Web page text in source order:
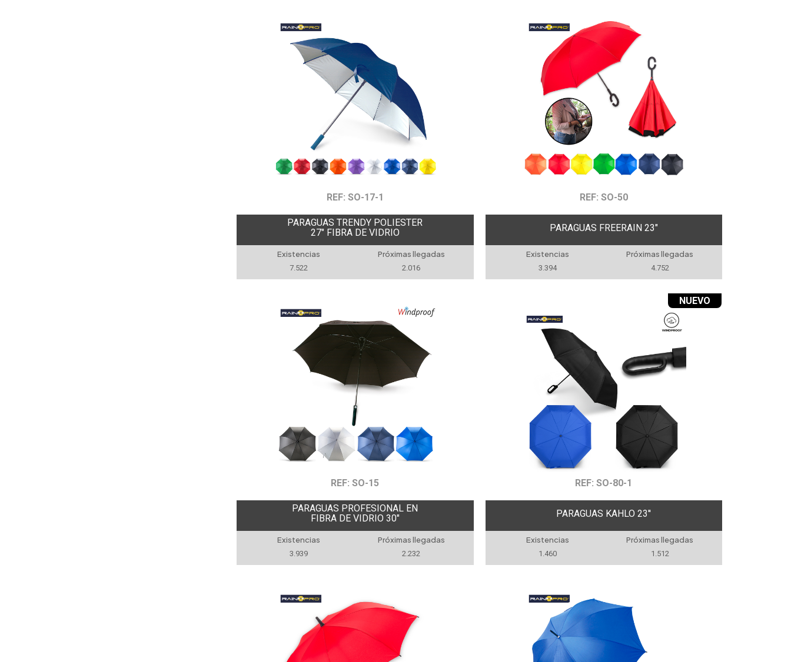
REF: SO-17-1
PARAGUAS TRENDY POLIESTER
27" FIBRA DE VIDRIO
Existencias
7.522
Próximas llegadas
2.016
REF: SO-50
PARAGUAS FREERAIN 23"
Existencias
3.394
Próximas llegadas
4.752
REF: SO-15
PARAGUAS PROFESIONAL EN
FIBRA DE VIDRIO 30"
Existencias
3.939
Próximas llegadas
2.232
NUEVO
REF: SO-80-1
PARAGUAS KAHLO 23''
Existencias
1.460
Próximas llegadas
1.512